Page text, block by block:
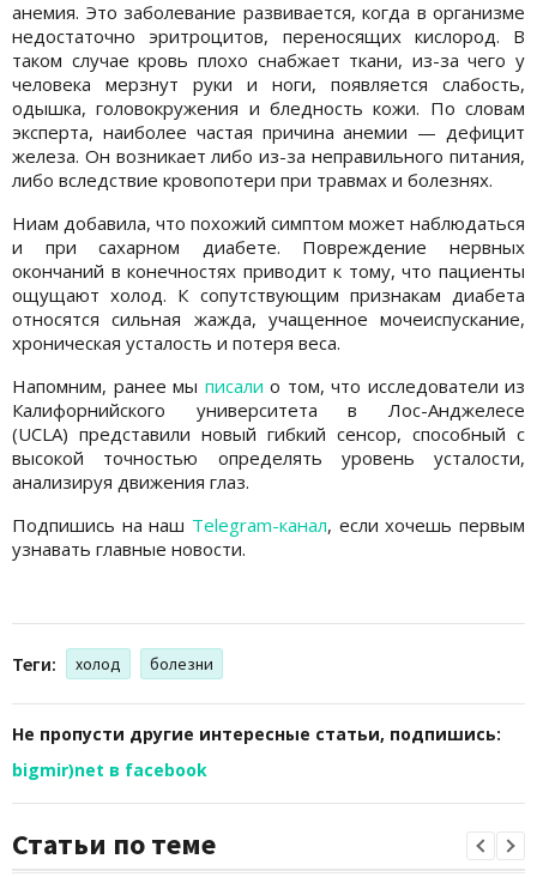
анемия. Это заболевание развивается, когда в организме
недостаточно эритроцитов, переносящих кислород. В
таком случае кровь плохо снабжает ткани, из-за чего у
человека мерзнут руки и ноги, появляется слабость,
одышка, головокружения и бледность кожи. По словам
эксперта, наиболее частая причина анемии — дефицит
железа. Он возникает либо из-за неправильного питания,
либо вследствие кровопотери при травмах и болезнях.
Ниам добавила, что похожий симптом может наблюдаться
и при сахарном диабете. Повреждение нервных
окончаний в конечностях приводит к тому, что пациенты
ощущают холод. К сопутствующим признакам диабета
относятся сильная жажда, учащенное мочеиспускание,
хроническая усталость и потеря веса.
Напомним, ранее мы писали о том, что исследователи из
Калифорнийского университета в Лос-Анджелесе
(UCLA) представили новый гибкий сенсор, способный с
высокой точностью определять уровень усталости,
анализируя движения глаз.
Подпишись на наш Telegram-канал, если хочешь первым
узнавать главные новости.
Теги: холод болезни
Не пропусти другие интересные статьи, подпишись:
bigmir)net в facebook
Статьи по теме